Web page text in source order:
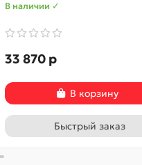
В наличии ✓
33 870 р
В корзину
Быстрый заказ